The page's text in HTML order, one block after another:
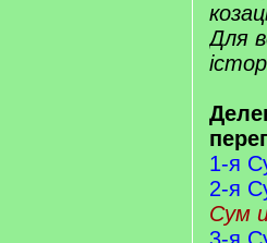
Для
1-я
2-я
Сум